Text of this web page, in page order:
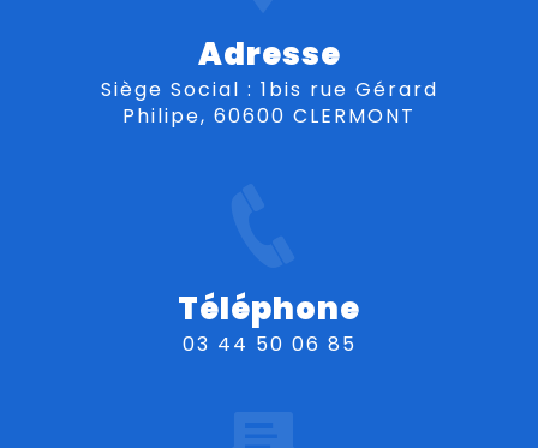
Adresse
Siège Social : 1bis rue Gérard
Philipe, 60600 CLERMONT
Téléphone
03 44 50 06 85